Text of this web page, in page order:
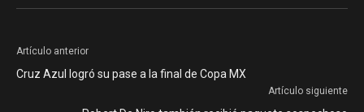
Artículo anterior
Cruz Azul logró su pase a la final de Copa MX
Artículo siguiente